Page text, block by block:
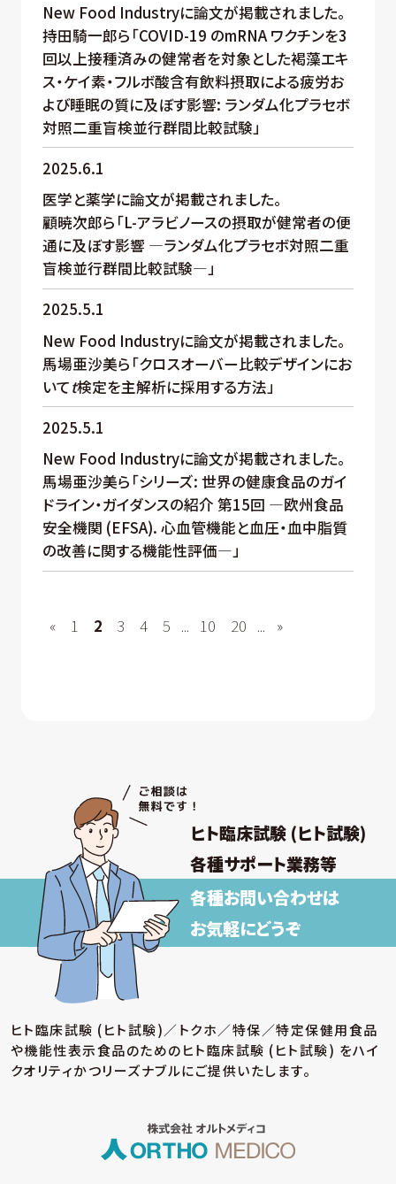
New Food Industryに論文が掲載されました。
持田騎一郎ら「COVID-19 のmRNA ワクチンを3
回以上接種済みの健常者を対象とした褐藻エキ
ス・ケイ素・フルボ酸含有飲料摂取による疲労お
よび睡眠の質に及ぼす影響: ランダム化プラセボ
対照二重盲検並行群間比較試験」
2025.6.1
医学と薬学に論文が掲載されました。
顧暁次郎ら「L-アラビノースの摂取が健常者の便
通に及ぼす影響 ―ランダム化プラセボ対照二重
盲検並行群間比較試験―」
2025.5.1
New Food Industryに論文が掲載されました。
馬場亜沙美ら「クロスオーバー比較デザインにお
いてt検定を主解析に採用する方法」
2025.5.1
New Food Industryに論文が掲載されました。
馬場亜沙美ら「シリーズ: 世界の健康食品のガイ
ドライン・ガイダンスの紹介 第15回 ―欧州食品
安全機関 (EFSA). 心血管機能と血圧・血中脂質
の改善に関する機能性評価―」
« 1 2 3 4 5 ... 10 20 ... »
ヒト臨床試験 (ヒト試験)
各種サポート業務等
各種お問い合わせは
お気軽にどうぞ
ヒト臨床試験 (ヒト試験)／トクホ／特保／特定保健用食品
や機能性表示食品のためのヒト臨床試験 (ヒト試験) をハイ
クオリティかつリーズナブルにご提供いたします。